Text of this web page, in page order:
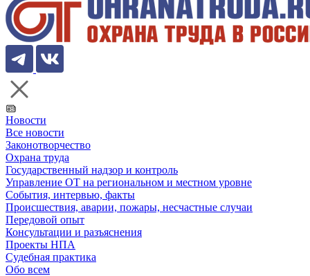
Новости
Все новости
Законотворчество
Охрана труда
Государственный надзор и контроль
Управление ОТ на региональном и местном уровне
События, интервью, факты
Происшествия, аварии, пожары, несчастные случаи
Передовой опыт
Консультации и разъяснения
Проекты НПА
Судебная практика
Обо всем